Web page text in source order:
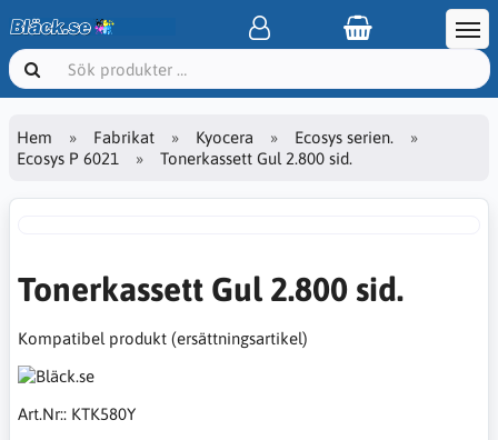
Hem Fabrikat Kyocera
Ecosys serien.
Ecosys P 6021
Tonerkassett Gul 2.800 sid.
Tonerkassett Gul 2.800 sid.
Kompatibel produkt (ersättningsartikel)
Art.Nr:: KTK580Y